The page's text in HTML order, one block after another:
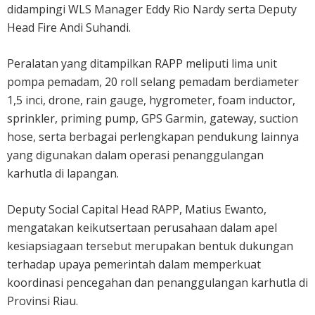
didampingi WLS Manager Eddy Rio Nardy serta Deputy
Head Fire Andi Suhandi.
Peralatan yang ditampilkan RAPP meliputi lima unit
pompa pemadam, 20 roll selang pemadam berdiameter
1,5 inci, drone, rain gauge, hygrometer, foam inductor,
sprinkler, priming pump, GPS Garmin, gateway, suction
hose, serta berbagai perlengkapan pendukung lainnya
yang digunakan dalam operasi penanggulangan
karhutla di lapangan.
Deputy Social Capital Head RAPP, Matius Ewanto,
mengatakan keikutsertaan perusahaan dalam apel
kesiapsiagaan tersebut merupakan bentuk dukungan
terhadap upaya pemerintah dalam memperkuat
koordinasi pencegahan dan penanggulangan karhutla di
Provinsi Riau.